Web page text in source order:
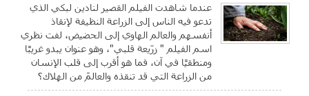
عندما شاهدت الفيلم القصير لنادين لبكي الذي
تدعو فيه الناس إلى الزراعة النظيفة لإنقاذ
أنفسهم والعالم الهاوي إلى الحضيض، لفت نظري
اسم الفيلم " زرّيعة قلبي"، وهو عنوان يبدو غريبًا
ومنطقيًا في آن، فما هو أقرب إلى قلب الإنسان
من الزراعة التي قد تنقذه والعالمَ من الهلاك؟